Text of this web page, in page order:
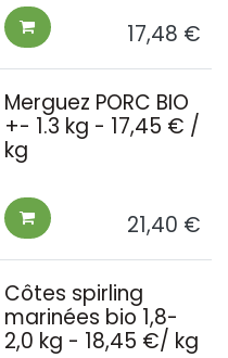
17,48 €
Merguez PORC BIO
+- 1.3 kg - 17,45 € /
kg
21,40 €
Côtes spirling
marinées bio 1,8-
2,0 kg - 18,45 €/ kg